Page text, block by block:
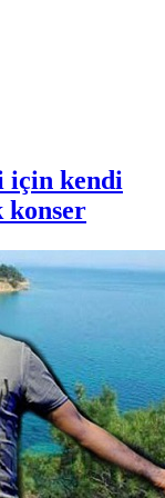
için kendi
konser